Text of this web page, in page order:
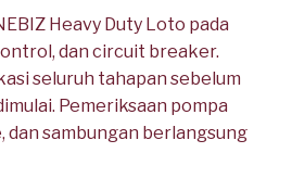
Heavy Duty Loto pada
dan circuit breaker.
seluruh tahapan sebelum
Pemeriksaan pompa
dan sambungan berlangsung